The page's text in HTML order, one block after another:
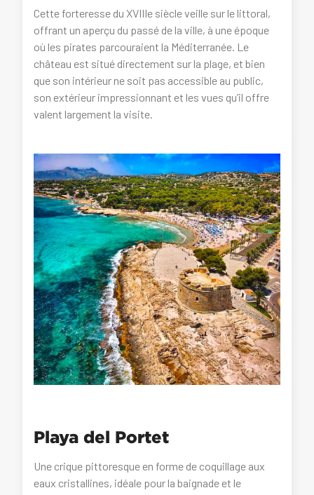
Cette forteresse du XVIIIe siècle veille sur le littoral,
offrant un aperçu du passé de la ville, à une époque
où les pirates parcouraient la Méditerranée. Le
château est situé directement sur la plage, et bien
que son intérieur ne soit pas accessible au public,
son extérieur impressionnant et les vues qu’il offre
valent largement la visite.
Playa del Portet
Une crique pittoresque en forme de coquillage aux
eaux cristallines, idéale pour la baignade et le